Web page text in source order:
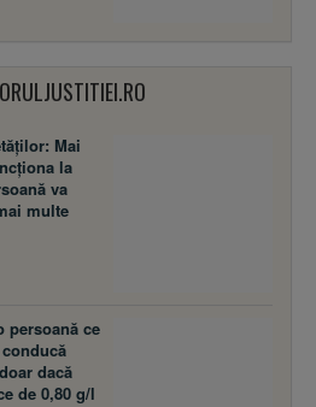
Mai
la
va
multe
persoană ce
dacă
de 0,80 g/l